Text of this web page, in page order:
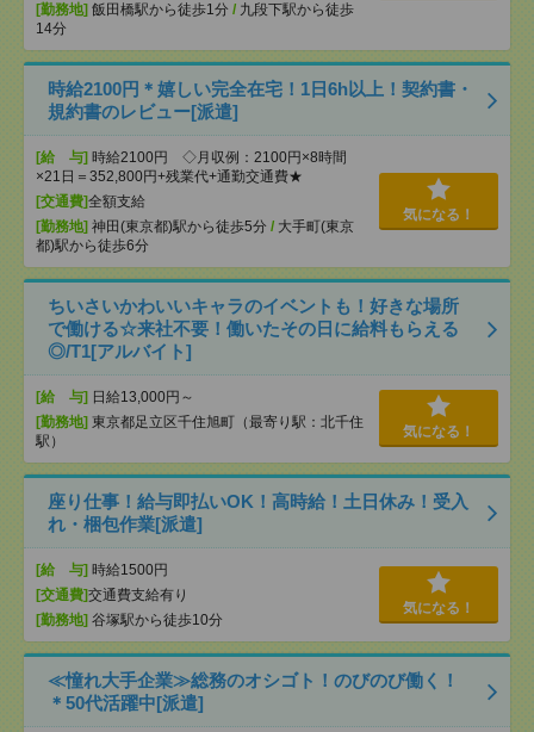
[勤務地] 飯田橋駅から徒歩1分 / 九段下駅から徒歩
14分
時給2100円＊嬉しい完全在宅！1日6h以上！契約書・
規約書のレビュー[派遣]
[給 与] 時給2100円 ◇月収例：2100円×8時間
×21日＝352,800円+残業代+通勤交通費★
[交通費]全額支給
[勤務地] 神田(東京都)駅から徒歩5分 / 大手町(東京
都)駅から徒歩6分
気になる！
ちいさいかわいいキャラのイベントも！好きな場所
で働ける☆来社不要！働いたその日に給料もらえる
◎/T1[アルバイト]
[給 与] 日給13,000円～
[勤務地] 東京都足立区千住旭町（最寄り駅：北千住
駅）
気になる！
座り仕事！給与即払いOK！高時給！土日休み！受入
れ・梱包作業[派遣]
[給 与] 時給1500円
[交通費]交通費支給有り
[勤務地] 谷塚駅から徒歩10分
気になる！
≪憧れ大手企業≫総務のオシゴト！のびのび働く！
＊50代活躍中[派遣]